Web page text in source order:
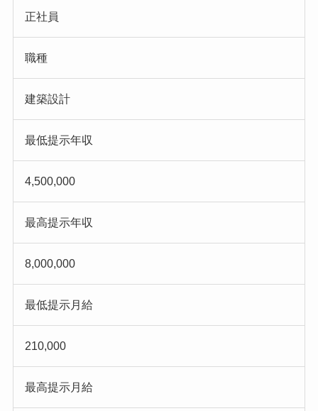
正社員
職種
建築設計
最低提示年収
4,500,000
最高提示年収
8,000,000
最低提示月給
210,000
最高提示月給